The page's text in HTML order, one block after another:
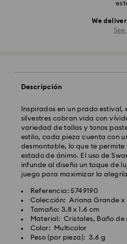
We
Descripción
Inspirados en un prado
silvestres cobran vida con
variedad de tallas y tonos
estilo, cada pieza cuenta con
desmontable, lo que te permite
estado de ánimo. El uso de
infunde al diseño un toque de
juego para maximizar la
Referencia: 5749190
Colección: Ariana Grande x
Tamaño: 3.8 x 1.6 cm
Material: Cristales, Baño de
Color: Multicolor
Peso (por pieza): 3.6 g